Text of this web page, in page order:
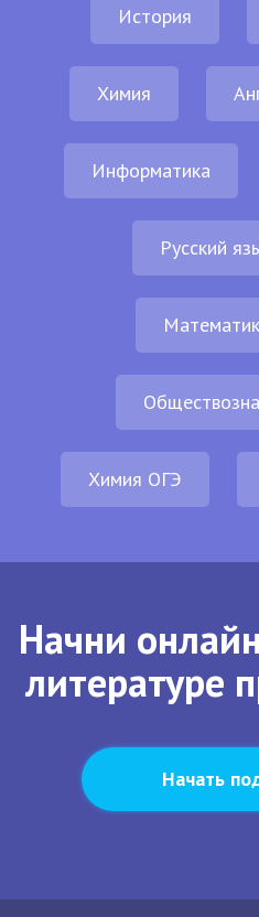
История
Химия
Информатика
Русский
Химия ОГЭ
Начни
литературе
Начать